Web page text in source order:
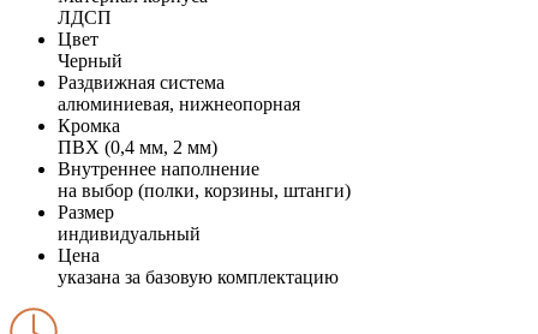
ЛДСП
Цвет
Черный
Раздвижная система
алюминиевая, нижнеопорная
Кромка
ПВХ (0,4 мм, 2 мм)
Внутреннее наполнение
на выбор (полки, корзины, штанги)
Размер
индивидуальный
Цена
указана за базовую комплектацию